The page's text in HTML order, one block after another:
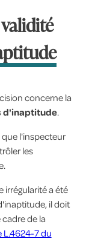
concerne la
d'inaptitude.
l'inspecteur
les
irrégularité a été
il doit
de la
L.4624-7 du